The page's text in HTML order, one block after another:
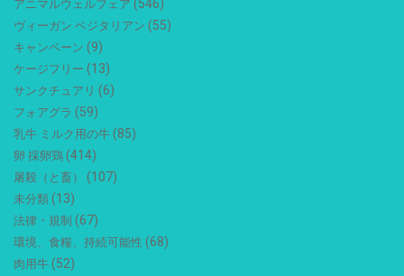
アニマルウェルフェア (546)
ヴィーガン ベジタリアン (55)
キャンペーン (9)
ケージフリー (13)
サンクチュアリ (6)
フォアグラ (59)
乳牛 ミルク用の牛 (85)
卵 採卵鶏 (414)
屠殺（と畜） (107)
未分類 (13)
法律・規制 (67)
環境、食糧、持続可能性 (68)
肉用牛 (52)